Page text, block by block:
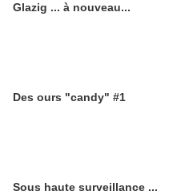
Glazig ... à nouveau...
Des ours "candy" #1
Sous haute surveillance ...